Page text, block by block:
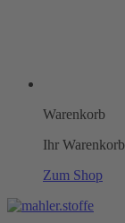
Warenkorb
Ihr
Zum Shop